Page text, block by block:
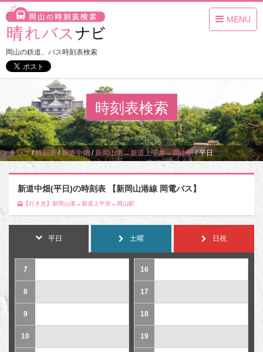
MENU
岡山の鉄道、バス時刻表検索
時刻表検索
トップ/時刻表/新道中畑/新岡山港→新道上平井→岡山駅/平日
新道中畑(平日)の時刻表 【新岡山港線 岡電バス】
【行き先】新岡山港→新道上平井→岡山駅
平日 土曜 日祝
7
8
9
10
16
17
18
19